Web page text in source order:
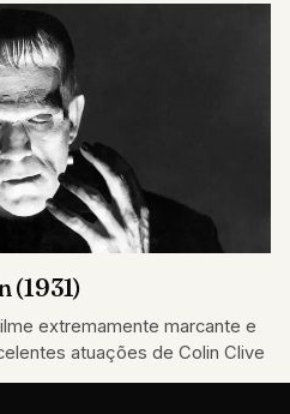
(1931)
extremamente marcante e
atuações de Colin Clive